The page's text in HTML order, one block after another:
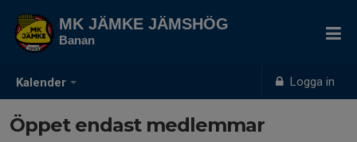
Kalender Logga in
MK JÄMKE JÄMSHÖG
Banan
Öppet endast medlemmar